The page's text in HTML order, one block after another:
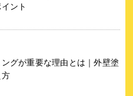
ント
グが重要な理由とは｜外壁塗
方